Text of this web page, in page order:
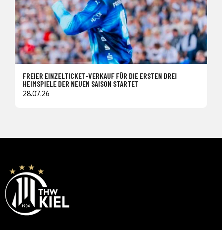
FREIER EINZELTICKET-VERKAUF FÜR DIE ERSTEN DREI
HEIMSPIELE DER NEUEN SAISON STARTET
28.07.26